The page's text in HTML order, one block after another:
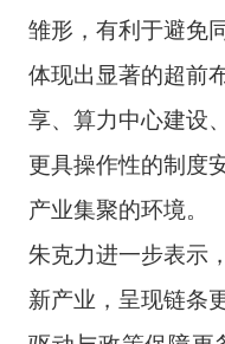
雏形，有利于避免
体现出显著的超前
享、算力中心建设
更具操作性的制度
产业集聚的环境。
朱克力进一步表示
新产业，呈现链条